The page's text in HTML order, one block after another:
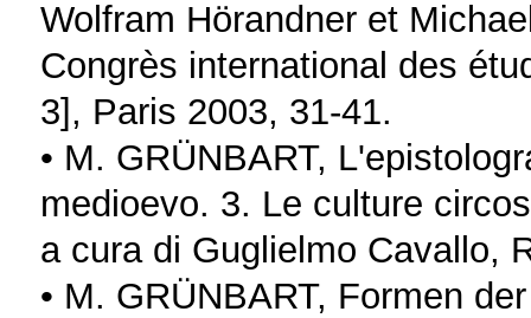
Wolfram Hörandner et
Congrès international des
3], Paris 2003, 31-41.
• M. GRÜNBART,
medioevo. 3. Le culture
a cura di Guglielmo Cavallo,
• M. GRÜNBART, Formen